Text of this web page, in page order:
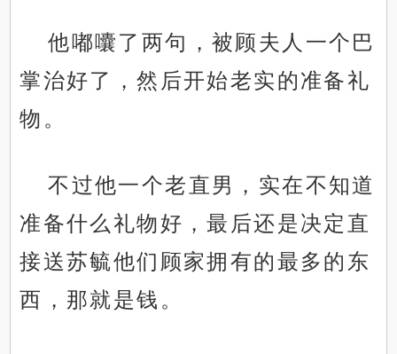
他嘟囔了两句，被顾夫人一个巴
掌治好了，然后开始老实的准备礼
物。
不过他一个老直男，实在不知道
准备什么礼物好，最后还是决定直
接送苏毓他们顾家拥有的最多的东
西，那就是钱。